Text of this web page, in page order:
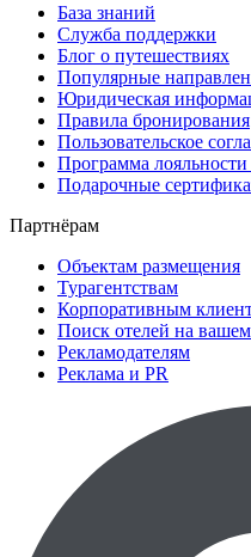
База знаний
Служба поддержки
Блог о путешествиях
Популярные
Юридическая
Правила бронирования
Пользовательское
Программа
Подарочные
Партнёрам
Объектам размещения
Турагентствам
Корпоративным
Поиск отелей на вашем
Рекламодателям
Реклама и PR